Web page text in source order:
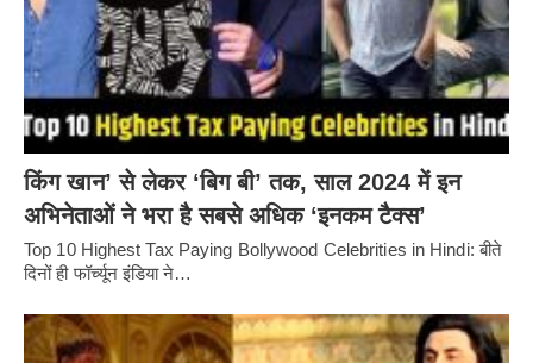
किंग खान’ से लेकर ‘बिग बी’ तक, साल 2024 में इन
अभिनेताओं ने भरा है सबसे अधिक ‘इनकम टैक्स’
Top 10 Highest Tax Paying Bollywood Celebrities in Hindi: बीते
दिनों ही फॉर्च्यून इंडिया ने…